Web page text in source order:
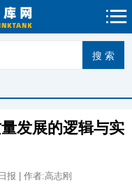
发展的逻辑与实
报 | 作者:高志刚